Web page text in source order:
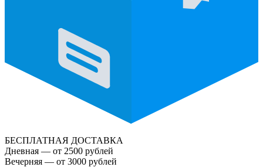
БЕСПЛАТНАЯ ДОСТАВКА
Дневная — от 2500 рублей
Вечерняя — от 3000 рублей